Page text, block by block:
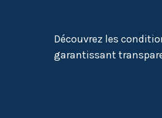
Découvrez les
garantissant